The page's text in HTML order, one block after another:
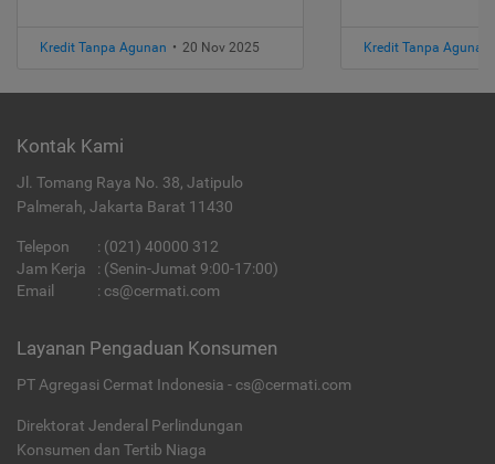
Kredit Tanpa Agunan • 20 Nov 2025 Kredit Tanpa Agunan
Kontak Kami
Jl. Tomang Raya No. 38, Jatipulo
Palmerah, Jakarta Barat 11430
Telepon : (021) 40000 312
Jam Kerja
: (Senin-Jumat 9:00-17:00)
Email
: cs@cermati.com
Layanan Pengaduan Konsumen
PT Agregasi Cermat Indonesia - cs@cermati.com
Direktorat Jenderal Perlindungan
Konsumen dan Tertib Niaga